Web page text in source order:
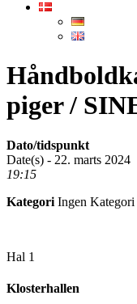
piger /
Dato/tidspunkt
Date(s) - 22. marts 2024
19:15
Kategori Ingen Kategori
Hal 1
Klosterhallen